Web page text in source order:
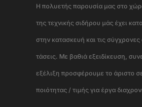
Η πολυετής παρουσία μας στο
της τεχνικής σιδήρου μάς έχει
στην κατασκευή και τις σύγχρονες
τάσεις. Με βαθιά εξειδίκευση,
εξέλιξη προσφέρουμε το άριστο
ποιότητας / τιμής για έργα